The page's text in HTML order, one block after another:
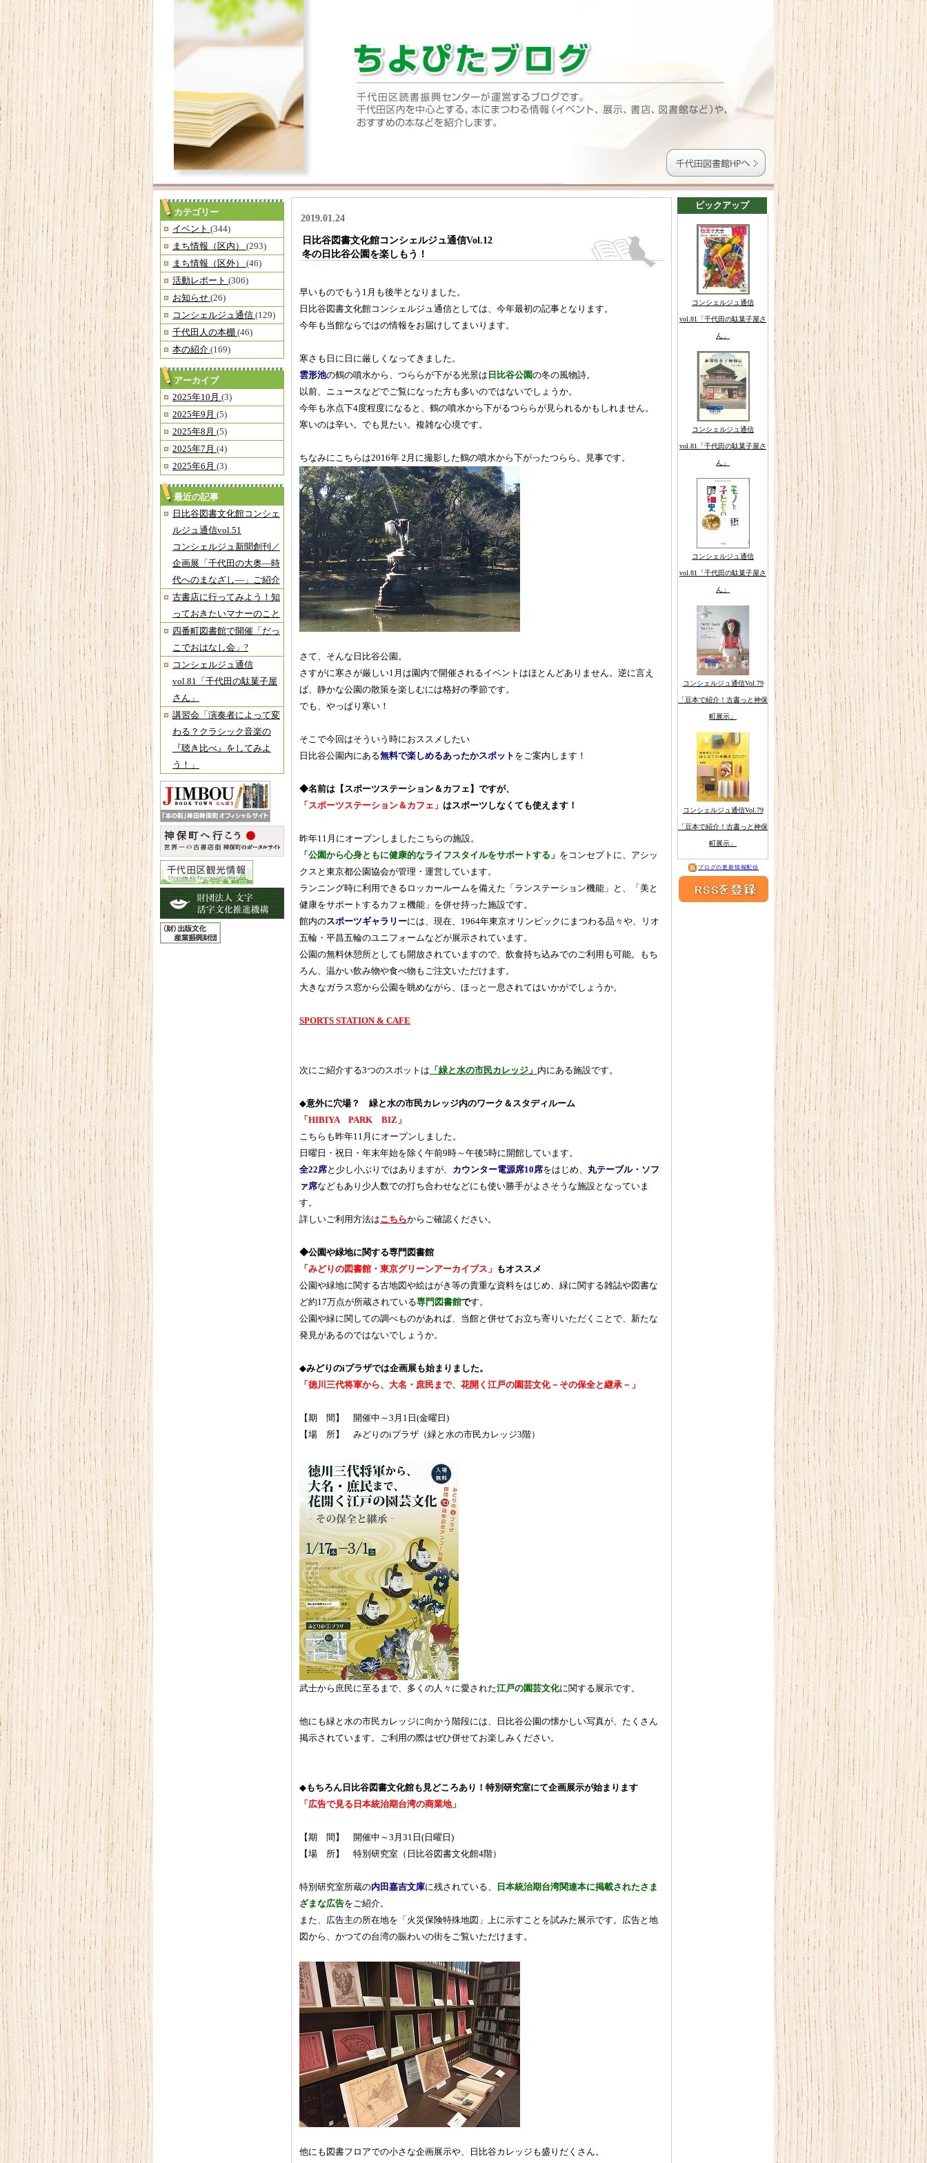
カテゴリー
イベント (344)
まち情報（区内） (293)
まち情報（区外） (46)
活動レポート (306)
お知らせ (26)
コンシェルジュ通信 (129)
千代田人の本棚 (46)
本の紹介 (169)
アーカイブ
2025年10月 (3)
2025年9月 (5)
2025年8月 (5)
2025年7月 (4)
2025年6月 (3)
最近の記事
日比谷図書文化館コンシェ
ルジュ通信vol.51
コンシェルジュ新聞創刊／
企画展「千代田の大奥―時
代へのまなざし―」ご紹介
古書店に行ってみよう！知
っておきたいマナーのこと
四番町図書館で開催「だっ
こでおはなし会」?
コンシェルジュ通信
vol.81「千代田の駄菓子屋
さん」
講習会「演奏者によって変
わる？クラシック音楽の
『聴き比べ』をしてみよ
う！」
2019.01.24
日比谷図書文化館コンシェルジュ通信Vol.12
冬の日比谷公園を楽しもう！
早いものでもう1月も後半となりました。
日比谷図書文化館コンシェルジュ通信としては、今年最初の記事となります。
今年も当館ならではの情報をお届けしてまいります。
寒さも日に日に厳しくなってきました。
雲形池の鶴の噴水から、つららが下がる光景は 日比谷公園の冬の風物詩。
以前、ニュースなどでご覧になった方も多いのではないでしょうか。
今年も氷点下4度程度になると、鶴の噴水から下がるつららが見られるかもしれません。
寒いのは辛い。でも見たい。複雑な心境です。
ちなみにこちらは2016年 2月に撮影した鶴の噴水から下がったつらら。見事です。
さて、そんな日比谷公園。
さすがに寒さが厳しい1月は園内で開催されるイベントはほとんどありません。逆に言え
ば、静かな公園の散策を楽しむには格好の季節です。
でも、やっぱり寒い！
そこで今回はそういう時におススメしたい
日比谷公園内にある無料で楽しめるあったかスポット をご案内します！
◆名前は【スポーツステーション＆カフェ】ですが、
「スポーツステーション＆カフェ」 はスポーツしなくても使えます！
昨年11月にオープンしましたこちらの施設。
「公園から心身ともに健康的なライフスタイルをサポートする」 をコンセプトに、アシッ
クスと東京都公園協会が管理・運営しています。
ランニング時に利用できるロッカールームを備えた「ランステーション機能」と、「美と
健康をサポートするカフェ機能」を併せ持った施設です。
館内のスポーツギャラリーには、現在、1964年東京オリンピックにまつわる品々や、リオ
五輪・平昌五輪のユニフォームなどが展示されています。
公園の無料休憩所としても開放されていますので、飲食持ち込みでのご利用も可能。もち
ろん、温かい飲み物や食べ物もご注文いただけます。
大きなガラス窓から公園を眺めながら、ほっと一息されてはいかがでしょうか。
SPORTS STATION & CAFE
次にご紹介する3つのスポットは 「緑と水の市民カレッジ」 内にある施設です。
◆意外に穴場？ 緑と水の市民カレッジ内のワーク＆スタディルーム
「HIBIYA PARK BIZ」
こちらも昨年11月にオープンしました。
日曜日・祝日・年末年始を除く午前9時～午後5時に開館しています。
全22席と少し小ぶりではありますが、 カウンター電源席10席をはじめ、 丸テーブル・ソフ
ァ席などもあり少人数での打ち合わせなどにも使い勝手がよさそうな施設となっていま
す。
詳しいご利用方法はこちらからご確認ください。
◆公園や緑地に関する専門図書館
「みどりの図書館・東京グリーンアーカイブス」
もオススメ
公園や緑地に関する古地図や絵はがき等の貴重な資料をはじめ、緑に関する雑誌や図書な
ど約17万点が所蔵されている専門図書館です。
公園や緑に関しての調べものがあれば、当館と併せてお立ち寄りいただくことで、新たな
発見があるのではないでしょうか。
◆みどりのiプラザでは企画展も始まりました。
「徳川三代将軍から、大名・庶民まで、花開く江戸の園芸文化－その保全と継承－」
【期 間】 開催中～3月1日(金曜日)
【場 所】 みどりのiプラザ（緑と水の市民カレッジ3階）
武士から庶民に至るまで、多くの人々に愛された江戸の園芸文化に関する展示です。
他にも緑と水の市民カレッジに向かう階段には、日比谷公園の懐かしい写真が、たくさん
掲示されています。ご利用の際はぜひ併せてお楽しみください。
◆もちろん日比谷図書文化館も見どころあり！特別研究室にて企画展示が始まります
「広告で見る日本統治期台湾の商業地」
【期 間】 開催中～3月31日(日曜日)
【場 所】 特別研究室（日比谷図書文化館4階）
特別研究室所蔵の内田嘉吉文庫に残されている、
日本統治期台湾関連本に掲載されたさま
ざまな広告をご紹介。
また、広告主の所在地を「火災保険特殊地図」上に示すことを試みた展示です。広告と地
図から、かつての台湾の賑わいの街をご覧いただけます。
他にも図書フロアでの小さな企画展示や、日比谷カレッジも盛りだくさん。
ピックアップ
コンシェルジュ通信
vol.81「千代田の駄菓子屋さ
ん」
コンシェルジュ通信
vol.81「千代田の駄菓子屋さ
ん」
コンシェルジュ通信
vol.81「千代田の駄菓子屋さ
ん」
コンシェルジュ通信Vol.79
「豆本で紹介！古書っと神保
町展示」
コンシェルジュ通信Vol.79
「豆本で紹介！古書っと神保
町展示」
ブログの更新情報配信